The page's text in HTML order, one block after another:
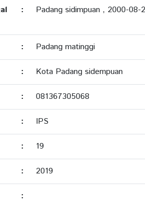
: Padang sidimpuan , 2000-08-
: Padang matinggi
: Kota Padang sidempuan
: 081367305068
: IPS
: 19
: 2019
: